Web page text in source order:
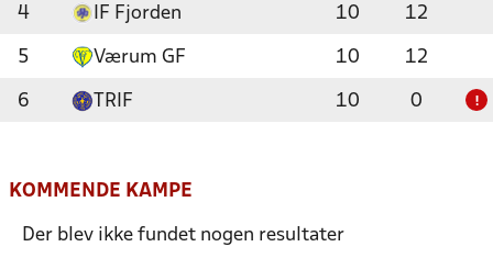
4 IF Fjorden 10 12
5 Værum GF 10 12
6 TRIF 10 0 !
KOMMENDE KAMPE
Der blev ikke fundet nogen resultater